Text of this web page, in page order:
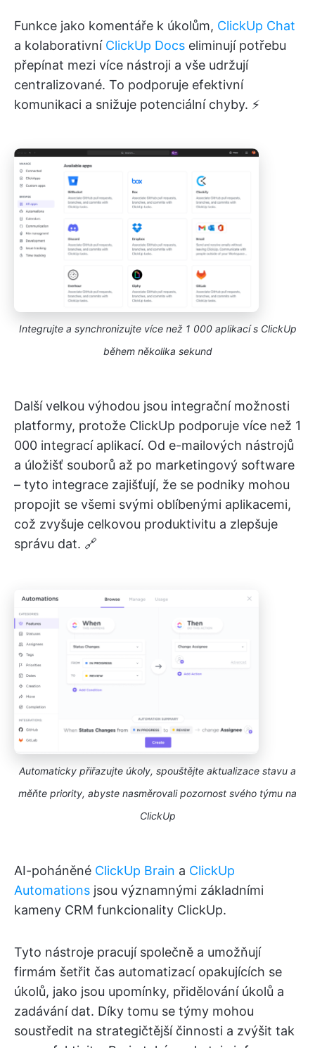
Funkce jako komentáře k úkolům, ClickUp Chat
a kolaborativní ClickUp Docs eliminují potřebu
přepínat mezi více nástroji a vše udržují
centralizované. To podporuje efektivní
komunikaci a snižuje potenciální chyby. ⚡
Integrujte a synchronizujte více než 1 000 aplikací s ClickUp
během několika sekund
Další velkou výhodou jsou integrační možnosti
platformy, protože ClickUp podporuje více než 1
000 integrací aplikací. Od e-mailových nástrojů
a úložišť souborů až po marketingový software
– tyto integrace zajišťují, že se podniky mohou
propojit se všemi svými oblíbenými aplikacemi,
což zvyšuje celkovou produktivitu a zlepšuje
správu dat. 🔗
Automaticky přiřazujte úkoly, spouštějte aktualizace stavu a
měňte priority, abyste nasměrovali pozornost svého týmu na
ClickUp
AI-poháněné ClickUp Brain a ClickUp
Automations jsou významnými základními
kameny CRM funkcionality ClickUp.
Tyto nástroje pracují společně a umožňují
firmám šetřit čas automatizací opakujících se
úkolů, jako jsou upomínky, přidělování úkolů a
zadávání dat. Díky tomu se týmy mohou
soustředit na strategičtější činnosti a zvýšit tak